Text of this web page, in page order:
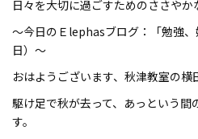
日々を大切に過ごすためのささやか
～今日のＥlephasブログ：「勉強
日）～
おはようございます、秋津教室の横
駆け足で秋が去って、あっという
す。